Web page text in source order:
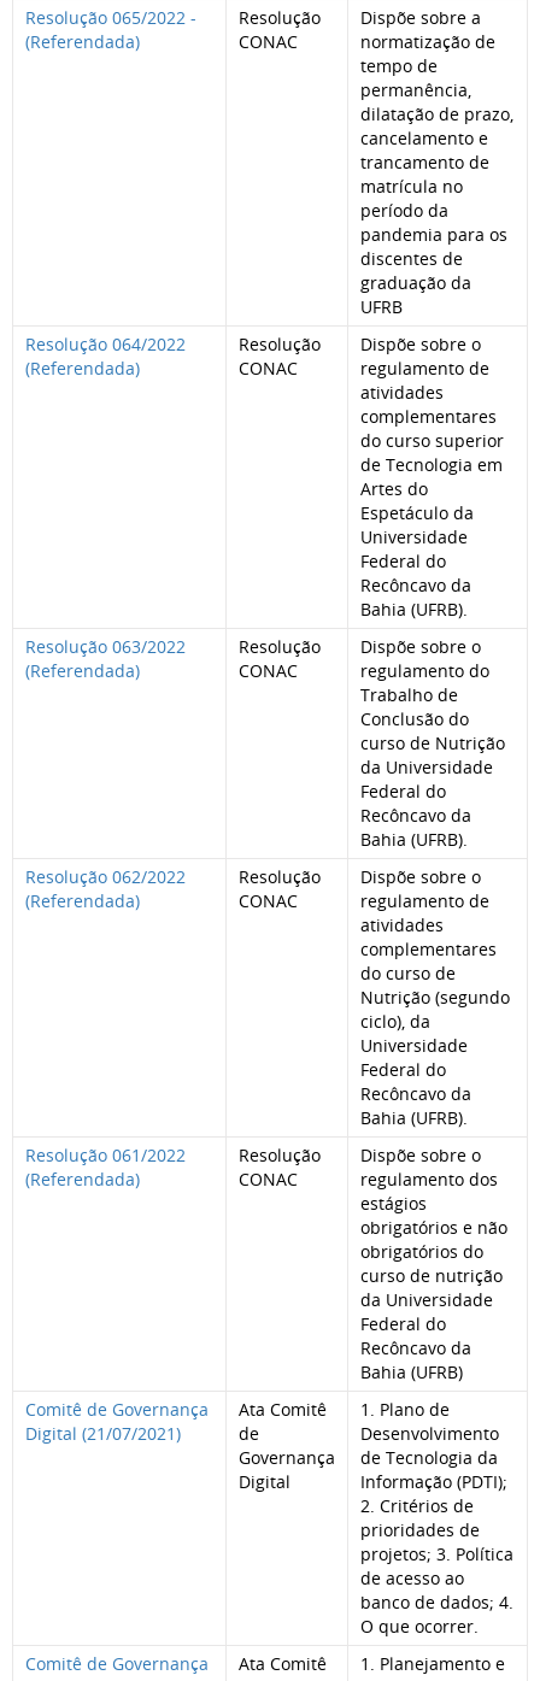
Resolução 065/2022 -
(Referendada)
Resolução
CONAC
Dispõe sobre a
normatização de
tempo de
permanência,
dilatação de prazo,
cancelamento e
trancamento de
matrícula no
período da
pandemia para os
discentes de
graduação da
UFRB
Resolução 064/2022
(Referendada)
Resolução
CONAC
Dispõe sobre o
regulamento de
atividades
complementares
do curso superior
de Tecnologia em
Artes do
Espetáculo da
Universidade
Federal do
Recôncavo da
Bahia (UFRB).
Resolução 063/2022
(Referendada)
Resolução
CONAC
Dispõe sobre o
regulamento do
Trabalho de
Conclusão do
curso de Nutrição
da Universidade
Federal do
Recôncavo da
Bahia (UFRB).
Resolução 062/2022
(Referendada)
Resolução
CONAC
Dispõe sobre o
regulamento de
atividades
complementares
do curso de
Nutrição (segundo
ciclo), da
Universidade
Federal do
Recôncavo da
Bahia (UFRB).
Resolução 061/2022
(Referendada)
Resolução
CONAC
Dispõe sobre o
regulamento dos
estágios
obrigatórios e não
obrigatórios do
curso de nutrição
da Universidade
Federal do
Recôncavo da
Bahia (UFRB)
Comitê de Governança
Digital (21/07/2021)
Ata Comitê
de
Governança
Digital
1. Plano de
Desenvolvimento
de Tecnologia da
Informação (PDTI);
2. Critérios de
prioridades de
projetos; 3. Política
de acesso ao
banco de dados; 4.
O que ocorrer.
Comitê de Governança
Ata Comitê
1. Planejamento e